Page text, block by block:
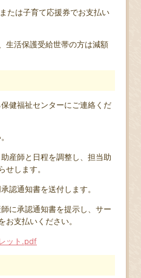
は子育て応援券でお支払い
生活保護受給世帯の方は減額
健福祉センターにご連絡くだ
産師と日程を調整し、担当助
せします。
通知書を送付します。
に承認通知書を提示し、サー
お支払いください。
ット.pdf